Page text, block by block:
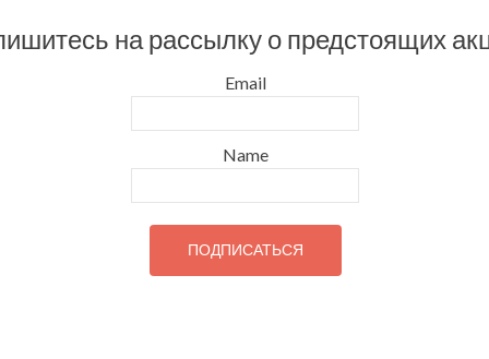
на рассылку о предстоящих
Email
Name